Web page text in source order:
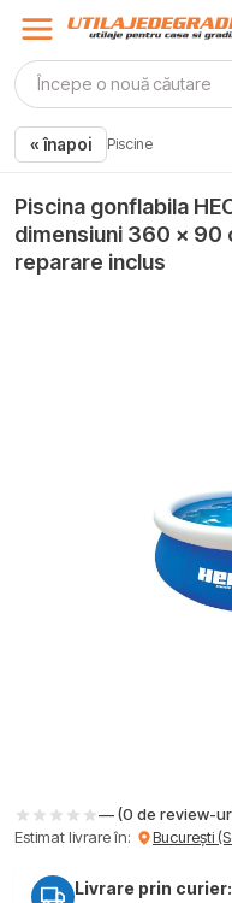
« înapoi Piscine
Piscina gonflabila
dimensiuni 360 x 90
reparare inclus
— (0 de review-
Estimat livrare în:
București
Livrare prin curier: